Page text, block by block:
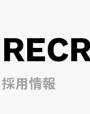
採用情報